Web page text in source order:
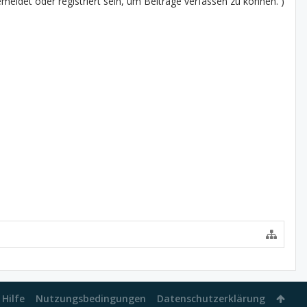
Hilfe Nutzungsbedingungen Datenschutzerklärung